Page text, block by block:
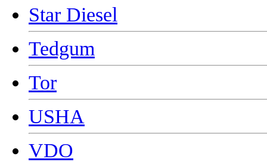
Star Diesel
Tedgum
Tor
USHA
VDO